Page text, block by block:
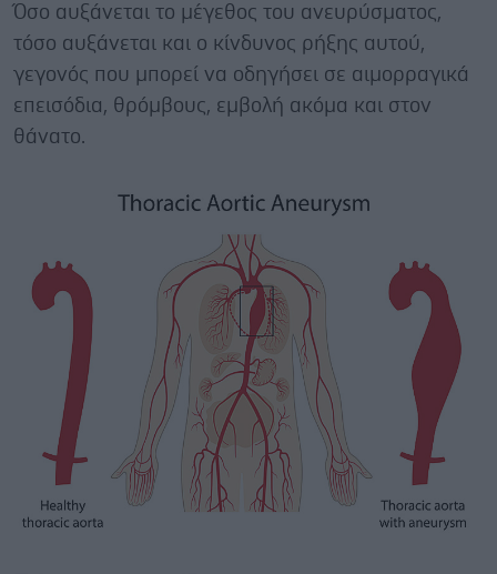
Όσο αυξάνεται το μέγεθος του ανευρύσματος,
τόσο αυξάνεται και ο κίνδυνος ρήξης αυτού,
γεγονός που μπορεί να οδηγήσει σε αιμορραγικά
επεισόδια, θρόμβους, εμβολή ακόμα και στον
θάνατο.